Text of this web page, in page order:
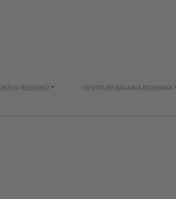
REGIONŮ CENTRUM BAVARIA BOHEMIA